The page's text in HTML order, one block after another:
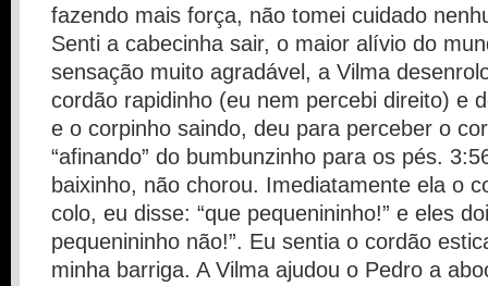
fazendo mais força, não tomei cuidado
Senti a cabecinha sair, o maior alívio do
sensação muito agradável, a Vilma
cordão rapidinho (eu nem percebi direito) e
e o corpinho saindo, deu para perceber o
“afinando” do bumbunzinho para os pés.
baixinho, não chorou. Imediatamente ela o
colo, eu disse: “que pequenininho!” e eles
pequenininho não!”. Eu sentia o cordão
minha barriga. A Vilma ajudou o Pedro a